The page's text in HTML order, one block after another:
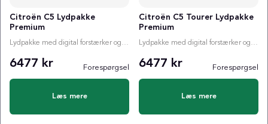
Citroën C5 Lydpakke
Premium
Lydpakke med digital forstærker og valgfri subwoofer
6477 kr Forespørgsel
Læs mere
Citroën C5 Tourer Lydpakke
Premium
Lydpakke med digital forstærker og valgfri subwoofer
6477 kr Forespørgsel
Læs mere